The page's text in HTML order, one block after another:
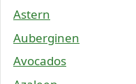
Astern
Auberginen
Avocados